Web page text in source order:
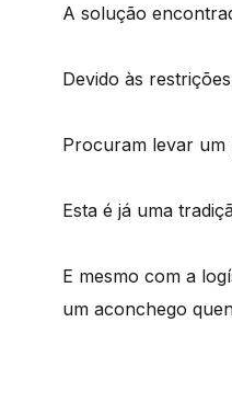
A solução
Devido às
Procuram levar um
Esta é já uma
E mesmo com a
um aconchego